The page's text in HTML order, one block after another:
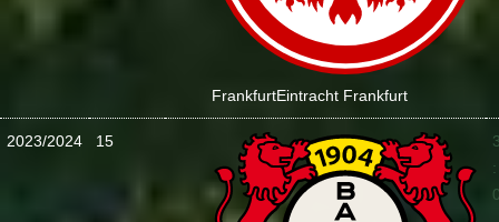
FrankfurtEintracht Frankfurt
2023/2024 15
: